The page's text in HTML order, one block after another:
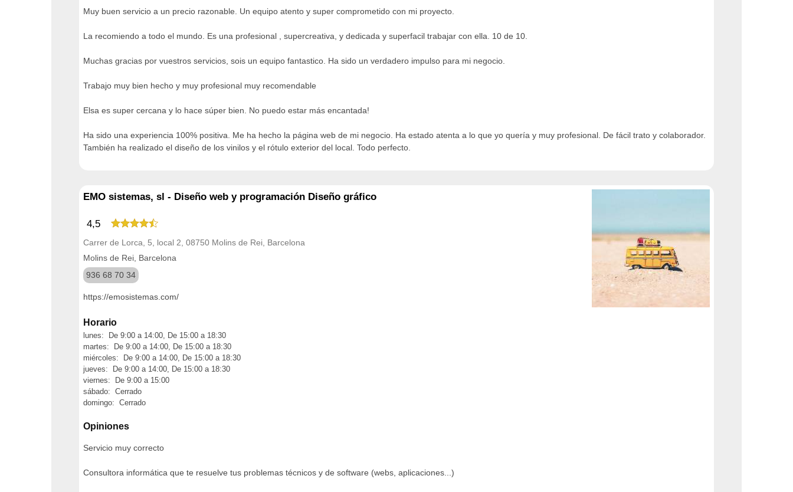
Muy buen servicio a un precio razonable. Un equipo atento y super comprometido con mi proyecto.
La recomiendo a todo el mundo. Es una profesional , supercreativa, y dedicada y superfacil trabajar con ella. 10 de 10.
Muchas gracias por vuestros servicios, sois un equipo fantastico. Ha sido un verdadero impulso para mi negocio.
Trabajo muy bien hecho y muy profesional muy recomendable
Elsa es super cercana y lo hace súper bien. No puedo estar más encantada!
Ha sido una experiencia 100% positiva. Me ha hecho la página web de mi negocio. Ha estado atenta a lo que yo quería y muy profesional. De fácil trato y colaborador.
También ha realizado el diseño de los vinilos y el rótulo exterior del local. Todo perfecto.
EMO sistemas, sl - Diseño web y programación Diseño gráfico
4,5
Carrer de Lorca, 5, local 2, 08750 Molins de Rei, Barcelona
Molins de Rei, Barcelona
936 68 70 34
https://emosistemas.com/
Horario
lunes: De 9:00 a 14:00, De 15:00 a 18:30
martes: De 9:00 a 14:00, De 15:00 a 18:30
miércoles: De 9:00 a 14:00, De 15:00 a 18:30
jueves: De 9:00 a 14:00, De 15:00 a 18:30
viernes: De 9:00 a 15:00
sábado: Cerrado
domingo: Cerrado
Opiniones
Servicio muy correcto
Consultora informática que te resuelve tus problemas técnicos y de software (webs, aplicaciones...)